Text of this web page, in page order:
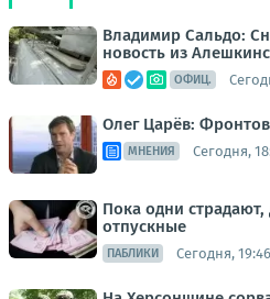
Владимир Сальдо:
новость из
ОФИЦ.
Олег Царёв:
МНЕНИЯ Сегодня,
Пока одни
отпускные
ПАБЛИКИ Сегодня, 19:46